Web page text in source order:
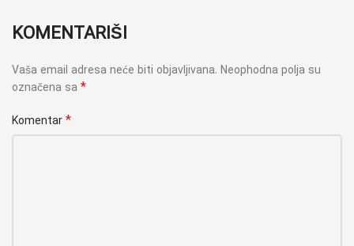
KOMENTARIŠI
Vaša email adresa neće biti objavljivana. Neophodna polja su
označena sa *
Komentar *